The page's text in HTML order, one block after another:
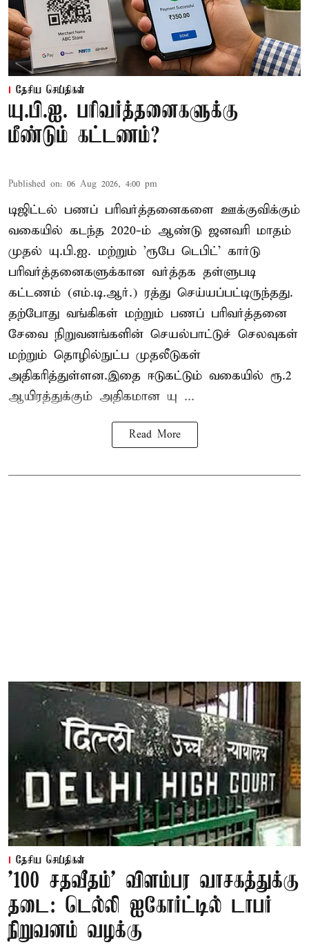
தேசிய செய்திகள்
யு.பி.ஐ. பரிவர்த்தனைகளுக்கு
மீண்டும் கட்டணம்?
Published on: 06 Aug 2026, 4:00 pm
டிஜிட்டல் பணப் பரிவர்த்தனைகளை ஊக்குவிக்கும்
வகையில் கடந்த 2020-ம் ஆண்டு ஜனவரி மாதம்
முதல் யு.பி.ஐ. மற்றும் 'ரூபே டெபிட்' கார்டு
பரிவர்த்தனைகளுக்கான வர்த்தக தள்ளுபடி
கட்டணம் (எம்.டி.ஆர்.) ரத்து செய்யப்பட்டிருந்தது.
தற்போது வங்கிகள் மற்றும் பணப் பரிவர்த்தனை
சேவை நிறுவனங்களின் செயல்பாட்டுச் செலவுகள்
மற்றும் தொழில்நுட்ப முதலீடுகள்
அதிகரித்துள்ளன.இதை ஈடுகட்டும் வகையில் ரூ.2
ஆயிரத்துக்கும் அதிகமான யு ...
Read More
தேசிய செய்திகள்
'100 சதவீதம்' விளம்பர வாசகத்துக்கு
தடை: டெல்லி ஐகோர்ட்டில் டாபர்
நிறுவனம் வழக்கு